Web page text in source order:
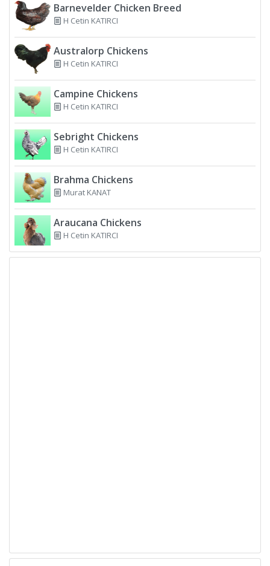
Barnevelder Chicken Breed
H Cetin KATIRCI
Australorp Chickens
H Cetin KATIRCI
Campine Chickens
H Cetin KATIRCI
Sebright Chickens
H Cetin KATIRCI
Brahma Chickens
Murat KANAT
Araucana Chickens
H Cetin KATIRCI